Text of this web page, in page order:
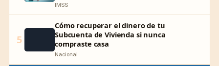
IMSS
5
Cómo recuperar el dinero de tu
Subcuenta de Vivienda si nunca
compraste casa
Nacional